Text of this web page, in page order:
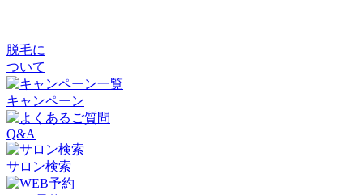
脱毛に
ついて
キャンペーン
Q&A
サロン検索